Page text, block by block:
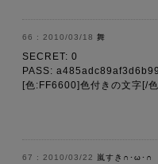
2010/03/18 舞
SECRET: 0
PASS:
[色:FF6600]色付きの文字[/
2010/03/22 嵐すき∩･ω･∩